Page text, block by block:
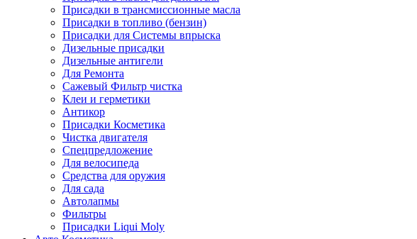
Присадки в трансмиссионные масла
Присадки в топливо (бензин)
Присадки для Системы впрыска
Дизельные присадки
Дизельные антигели
Для Ремонта
Сажевый Фильтр чистка
Клеи и герметики
Антикор
Присадки Косметика
Чистка двигателя
Спецпредложение
Для велосипеда
Средства для оружия
Для сада
Автолапмы
Фильтры
Присадки Liqui Moly